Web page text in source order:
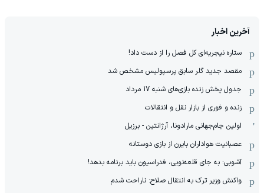
آخرین اخبار
ستاره نیجریه‌ای کل فصل را از دست داد!
مقصد جدید گلر سابق پرسپولیس مشخص شد
جدول پخش زنده بازی‌های شنبه 17 مرداد
زنده و فوری از بازار نقل و انتقالات
اولین جام‌جهانی مارادونا، آرژانتین - برزیل
عصبانیت هواداران بایرن از بازی دوستانه
آشوبی: به جای قلعه‌نویی، فدراسیون باید برنامه بدهد!
واکنش وزیر ترک به انتقال صلاح: ناراحت شدم